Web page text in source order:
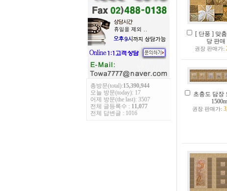
총방문(total):15,390,944
오늘 방문(today): 17
어제 방문(the last): 3507
전체 글등록수 : 11,077
전체 답변글 : 1016
[ 단풍 ] 맞
당 판매
권장 판매가:
초충도 담장
권장 판매가: